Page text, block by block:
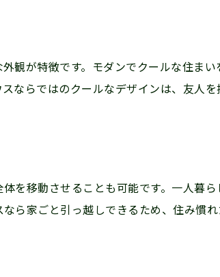
観が特徴です。モダンでクールな住ま
ならではのクールなデザインは、友人
を移動させることも可能です。一人暮
ら家ごと引っ越しできるため、住み慣